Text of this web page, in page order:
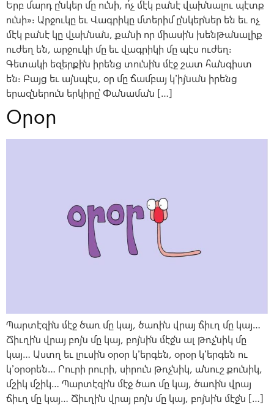
Երբ մարդ ընկեր մը ունի, ո՛չ մէկ բանէ վախնալու պէտք
ունի»։ Արջուկը եւ Վագրիկը մտերիմ ընկերներ են եւ ոչ
մէկ բանէ կը վախնան, քանի որ միասին խենթանալիք
ուժեղ են, արջուկի մը եւ վագրիկի մը պէս ուժեղ։
Գետակի եզերքին իրենց տունին մէջ շատ հանգիստ
են։ Բայց եւ այնպէս, օր մը ճամբայ կ՚իյնան իրենց
երազներուն երկիրը՝ Փանաման […]
Օրօր
Պարտէզին մէջ ծառ մը կայ, ծառին վրայ ճիւղ մը կայ…
Ճիւղին վրայ բոյն մը կայ, բոյնին մէջն ալ թռչնիկ մը
կայ… Աստղ եւ լուսին օրօր կ՚երգեն, օրօր կ՚երգեն ու
կ՚օրօրեն… Րուրի րուրի, սիրուն թռչնիկ, անուշ քունիկ,
մշիկ մշիկ… Պարտէզին մէջ ծառ մը կայ, ծառին վրայ
ճիւղ մը կայ… Ճիւղին վրայ բոյն մը կայ, բոյնին մէջն […]